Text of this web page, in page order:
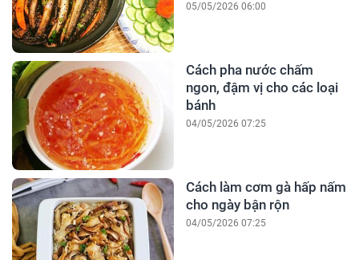
05/05/2026 06:00
Cách pha nước chấm
ngon, đậm vị cho các loại
bánh
04/05/2026 07:25
Cách làm cơm gà hấp nấm
cho ngày bận rộn
04/05/2026 07:25